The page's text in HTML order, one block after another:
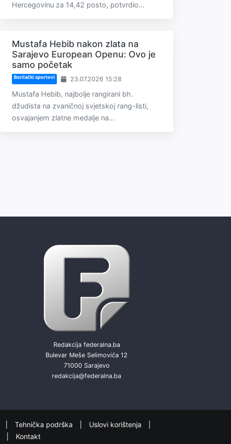
Hercegovinu za 14,42 posto, potvrdio...
Mustafa Hebib nakon zlata na
Sarajevo European Openu: Ovo je
samo početak
Borilački sportovi 23.07.2026 15:28
Mustafa Hebib, najbolje rangirani bh.
džudista na zvaničnoj svjetskoj rang-listi,
osvajanjem zlatne medalje na...
Redakcija federalna.ba
Bulevar Meše Selimovića 12
71000 Sarajevo
redakcija@federalna.ba
Tehnička podrška
Uslovi korištenja
Kontakt